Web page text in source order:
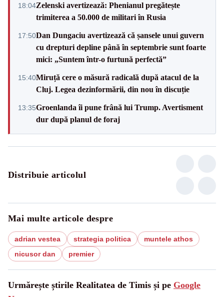
18:04Zelenski avertizează: Phenianul pregătește
trimiterea a 50.000 de militari în Rusia
17:50Dan Dungaciu avertizează că șansele unui guvern
cu drepturi depline până în septembrie sunt foarte
mici: „Suntem într-o furtună perfectă”
15:40Miruță cere o măsură radicală după atacul de la
Cluj. Legea dezinformării, din nou în discuție
13:35Groenlanda îi pune frână lui Trump. Avertisment
dur după planul de foraj
Distribuie articolul
Mai multe articole despre
adrian vestea strategia politica
muntele athos
nicusor dan
premier
Urmărește știrile Realitatea de Timis și pe Google